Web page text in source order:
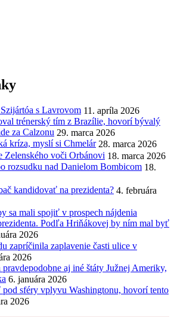
s Lavrovom 11. apríla 2026
trénerský tím z Brazílie, hovorí bývalý
za Calzonu 29. marca 2026
kríza, myslí si Chmelár 28. marca 2026
Zelenského voči Orbánovi 18. marca 2026
rozsudku nad Danielom Bombicom 18.
kandidovať na prezidenta? 4. februára
sa mali spojiť v prospech nájdenia
Podľa Hriňákovej by ním mal byť
2026
zapríčinila zaplavenie časti ulice v
2026
aj iné štáty Južnej Ameriky,
6. januára 2026
sféry vplyvu Washingtonu, hovorí tento
2026